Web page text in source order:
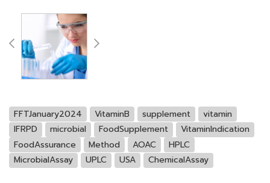
FFTJanuary2024 VitaminB supplement
vitamin
IFRPD
microbial FoodSupplement
VitaminIndication
FoodAssurance
Method AOAC
HPLC
MicrobialAssay
UPLC USA ChemicalAssay